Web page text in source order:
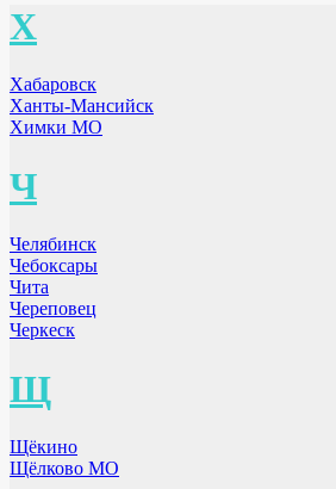
Х
Хабаровск
Ханты-Мансийск
Химки МО
Ч
Челябинск
Чебоксары
Чита
Череповец
Черкеск
Щ
Щёкино
Щёлково МО